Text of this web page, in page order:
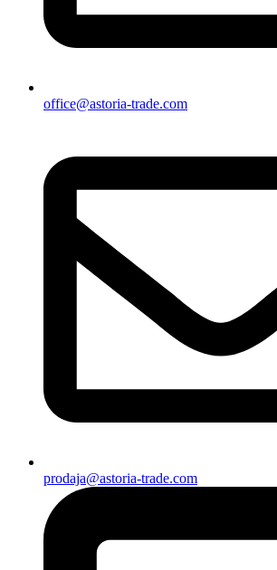
office@astoria-trade.com
prodaja@astoria-trade.com